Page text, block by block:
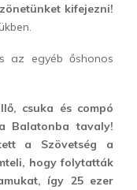
kifejezni!
az egyéb őshonos
csuka és compó
Balatonba tavaly!
a Szövetség a
hogy folytatták
így 25 ezer